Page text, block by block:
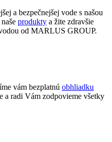
a bezpečnejšej vode s našou
produkty a žite zdravšie
od MARLUS GROUP.
vám bezplatnú obhliadku
a radi Vám zodpovieme všetky